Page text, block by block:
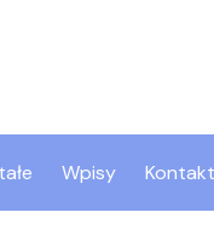
Wpisy Kontakt